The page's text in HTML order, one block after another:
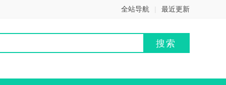
全站导航 最近更新